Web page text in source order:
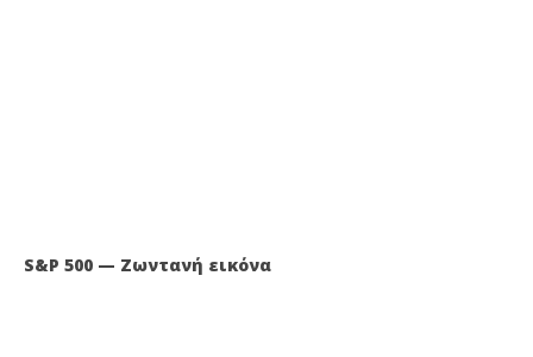
S&P 500 — Ζωντανή εικόνα